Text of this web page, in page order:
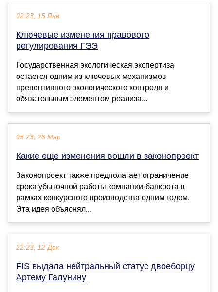
02:23, 15 Янв
Ключевые изменения правового
регулирования ГЭЭ
Государственная экологическая экспертиза
остается одним из ключевых механизмов
превентивного экологического контроля и
обязательным элементом реализа...
05:23, 28 Мар
Какие еще изменения вошли в законопроект
Законопроект также предполагает ограничение
срока убыточной работы компании-банкрота в
рамках конкурсного производства одним годом.
Эта идея объяснял...
22:23, 12 Дек
FIS выдала нейтральный статус двоеборцу
Артему Галунину